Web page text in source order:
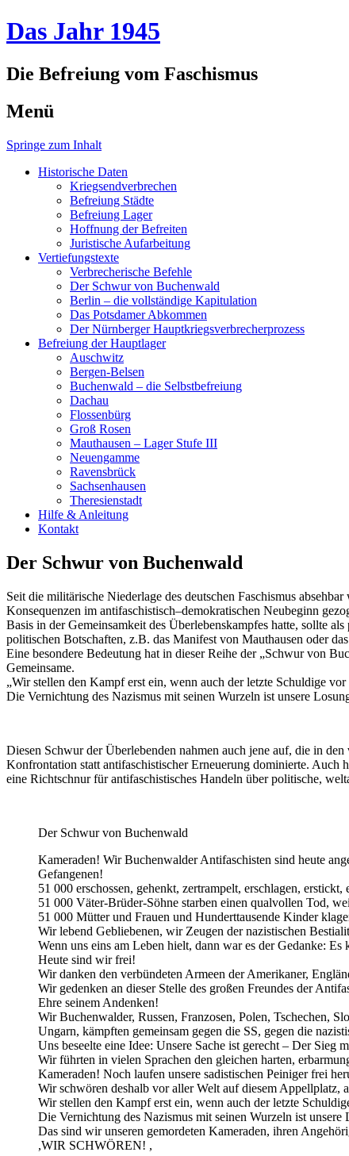
Das Jahr 1945
Die Befreiung vom Faschismus
Menü
Springe zum Inhalt
Historische Daten
Kriegsendverbrechen
Befreiung Städte
Befreiung Lager
Hoffnung der Befreiten
Juristische Aufarbeitung
Vertiefungstexte
Verbrecherische Befehle
Der Schwur von Buchenwald
Berlin – die vollständige Kapitulation
Das Potsdamer Abkommen
Der Nürnberger Hauptkriegsverbrecherprozess
Befreiung der Hauptlager
Auschwitz
Bergen-Belsen
Buchenwald – die Selbstbefreiung
Dachau
Flossenbürg
Groß Rosen
Mauthausen – Lager Stufe III
Neuengamme
Ravensbrück
Sachsenhausen
Theresienstadt
Hilfe & Anleitung
Kontakt
Der Schwur von Buchenwald
Seit die militärische Niederlage des deutschen Faschismus
Konsequenzen im antifaschistisch–demokratischen Neubeginn
Basis in der Gemeinsamkeit des Überlebenskampfes hatte, sollte
politischen Botschaften, z.B. das Manifest von Mauthausen oder
Eine besondere Bedeutung hat in dieser Reihe der „Schwur von
Gemeinsame.
„Wir stellen den Kampf erst ein, wenn auch der letzte Schuldige
Die Vernichtung des Nazismus mit seinen Wurzeln ist unsere
Diesen Schwur der Überlebenden nahmen auch jene auf, die in
Konfrontation statt antifaschistischer Erneuerung dominierte. Auch
eine Richtschnur für antifaschistisches Handeln über politische,
Der Schwur von Buchenwald
Kameraden! Wir Buchenwalder Antifaschisten sind heute
Gefangenen!
51 000 erschossen, gehenkt, zertrampelt, erschlagen,
51 000 Väter-Brüder-Söhne starben einen qualvollen Tod,
51 000 Mütter und Frauen und Hunderttausende Kinder
Wir lebend Gebliebenen, wir Zeugen der nazistischen
Wenn uns eins am Leben hielt, dann war es der Gedanke: Es
Heute sind wir frei!
Wir danken den verbündeten Armeen der Amerikaner,
Wir gedenken an dieser Stelle des großen Freundes der
Ehre seinem Andenken!
Wir Buchenwalder, Russen, Franzosen, Polen, Tschechen,
Ungarn, kämpften gemeinsam gegen die SS, gegen die
Uns beseelte eine Idee: Unsere Sache ist gerecht – Der Sieg
Wir führten in vielen Sprachen den gleichen harten,
Kameraden! Noch laufen unsere sadistischen Peiniger frei
Wir schwören deshalb vor aller Welt auf diesem Appellplatz,
Wir stellen den Kampf erst ein, wenn auch der letzte
Die Vernichtung des Nazismus mit seinen Wurzeln ist
Das sind wir unseren gemordeten Kameraden, ihren
,WIR SCHWÖREN! ,